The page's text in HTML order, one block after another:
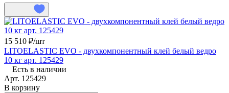
15 510 ₽/шт
LITOELASTIC EVO - двухкомпонентный клей белый ведро
10 кг арт. 125429
Есть в наличии
Арт. 125429
В корзину